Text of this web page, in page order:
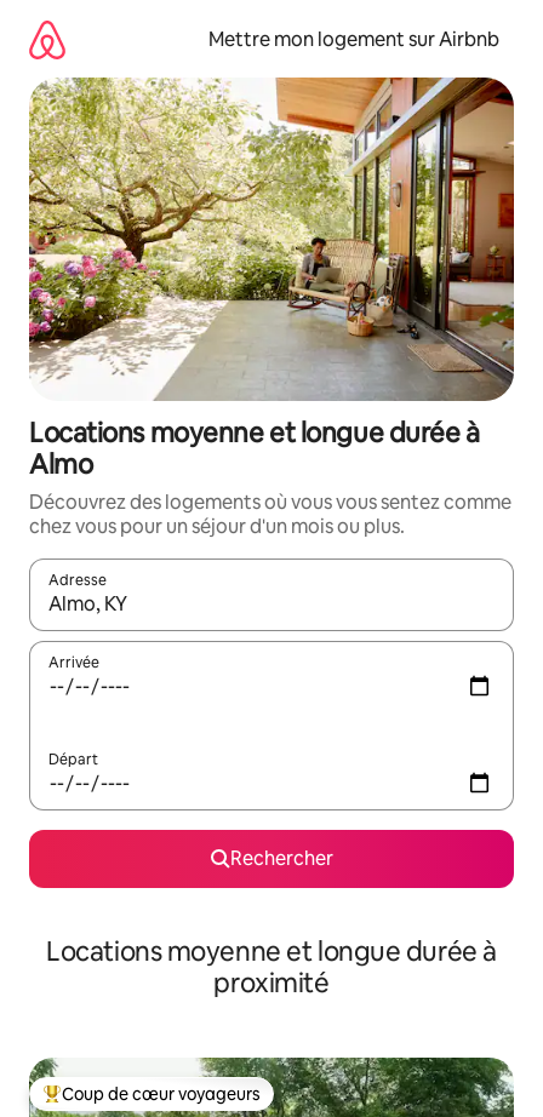
directement
contenu
Mettre mon logement sur Airbnb
Locations moyenne et longue durée à
Almo
Découvrez des logements où vous vous sentez comme
chez vous pour un séjour d'un mois ou plus.
Adresse
Lorsque les résultats s'affichent, utilisez les flèches vers le
Arrivée
Départ
Rechercher
Locations moyenne et longue durée à
proximité
Coups de cœur voyageurs les plus appréciés
Coup de cœur voyageurs